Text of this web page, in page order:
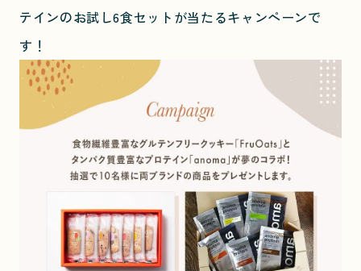
テインのお試し6食セットが当たるキャンペーンで
す！